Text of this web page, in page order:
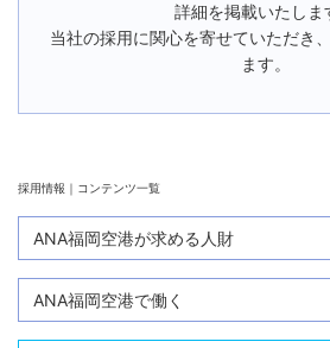
詳細を掲載いたしま
当社の採用に関心を寄せていただき
ます。
採用情報｜コンテンツ一覧
ANA福岡空港が求める人財
ANA福岡空港で働く